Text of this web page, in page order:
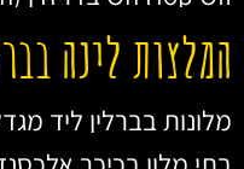
המלצות לינה
מלונות בברלין ליד